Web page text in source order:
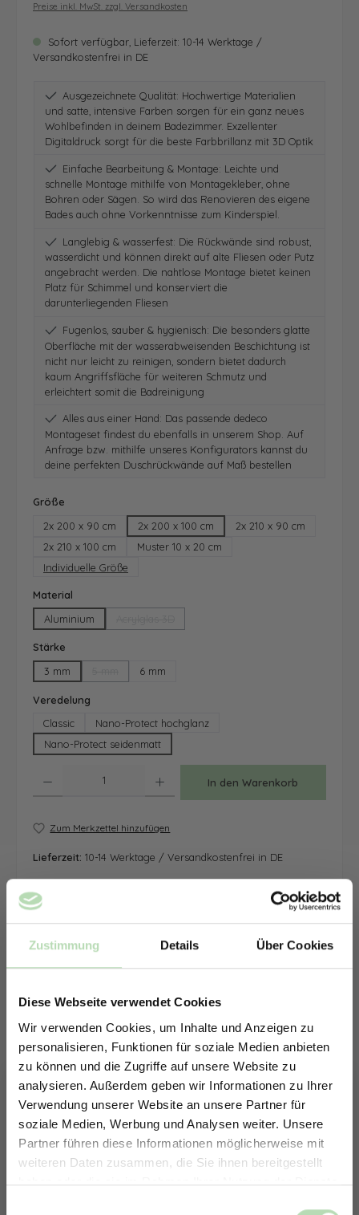
Zustimmung Details Über Cookies
Diese Webseite verwendet Cookies
Wir verwenden Cookies, um Inhalte und Anzeigen zu
personalisieren, Funktionen für soziale Medien anbieten
zu können und die Zugriffe auf unsere Website zu
analysieren. Außerdem geben wir Informationen zu Ihrer
Verwendung unserer Website an unsere Partner für
soziale Medien, Werbung und Analysen weiter. Unsere
Partner führen diese Informationen möglicherweise mit
weiteren Daten zusammen, die Sie ihnen bereitgestellt
haben oder die sie im Rahmen Ihrer Nutzung der Dienste
Preise inkl. MwSt. zzgl. Versandkosten
Sofort verfügbar, Lieferzeit: 10-14 Werktage /
Versandkostenfrei in DE
Ausgezeichnete Qualität: Hochwertige Materialien
und satte, intensive Farben sorgen für ein ganz neues
Wohlbefinden in deinem Badezimmer. Exzellenter
Digitaldruck sorgt für die beste Farbbrillanz mit 3D Optik
Einfache Bearbeitung & Montage: Leichte und
schnelle Montage mithilfe von Montagekleber, ohne
Bohren oder Sägen. So wird das Renovieren des eigene
Bades auch ohne Vorkenntnisse zum Kinderspiel.
Langlebig & wasserfest: Die Rückwände sind robust,
wasserdicht und können direkt auf alte Fliesen oder Putz
angebracht werden. Die nahtlose Montage bietet keinen
Platz für Schimmel und konserviert die
darunterliegenden Fliesen
Fugenlos, sauber & hygienisch: Die besonders glatte
Oberfläche mit der wasserabweisenden Beschichtung ist
nicht nur leicht zu reinigen, sondern bietet dadurch
kaum Angriffsfläche für weiteren Schmutz und
erleichtert somit die Badreinigung
Alles aus einer Hand: Das passende dedeco
Montageset findest du ebenfalls in unserem Shop. Auf
Anfrage bzw. mithilfe unseres Konfigurators kannst du
deine perfekten Duschrückwände auf Maß bestellen
Größe
2x 200 x 90 cm
2x 200 x 100 cm
2x 210 x 90 cm
2x 210 x 100 cm
Muster 10 x 20 cm
Individuelle Größe
Material
Aluminium
Stärke
3 mm
(Diese Option ist zurzeit nicht verfügbar.)
6 mm
Veredelung
Classic
Nano-Protect hochglanz
Nano-Protect seidenmatt
In den Warenkorb
Zum Merkzettel hinzufügen
Lieferzeit: 10-14 Werktage / Versandkostenfrei in DE
ERHALTE 5% RABATT AUF
DEINE RÜCKWÄNDE